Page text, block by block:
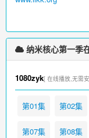
纳米核心第一季
1080zyk[ 在线播放,无需
第01集 第02集
第07集 第08集